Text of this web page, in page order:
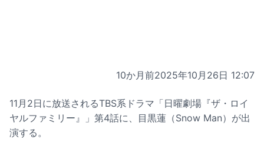
10か月前2025年10月26日 12:07
11月2日に放送されるTBS系ドラマ「日曜劇場『ザ・ロイ
ヤルファミリー』」第4話に、目黒蓮（Snow Man）が出
演する。